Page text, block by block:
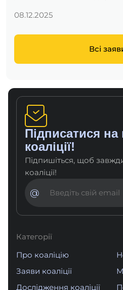
Всі
08.12.2025
Підписатися
коаліції!
Підпишіться, щоб
коаліції!
@
Категорії
Про коаліцію
Заяви коаліції
Дослідження коаліції